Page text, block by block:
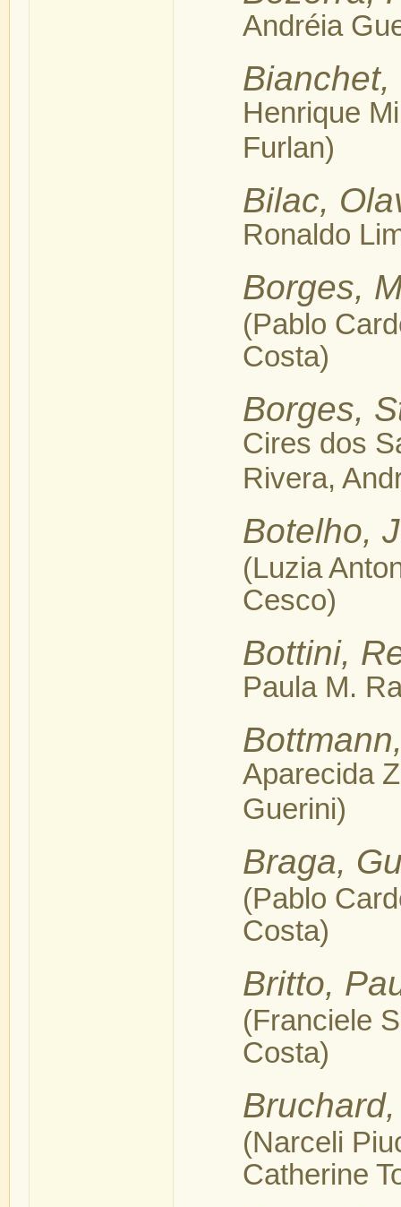
Andréia
Bianchet,
Henrique
Furlan)
Bilac,
Ronaldo
Borges,
(Pablo
Costa)
Borges,
Cires dos
Rivera,
Botelho,
(Luzia
Cesco)
Bottini,
Paula M.
Aparecida
Guerini)
Braga,
(Pablo
Costa)
Britto,
(Franciele
Costa)
(Narceli
Catherine